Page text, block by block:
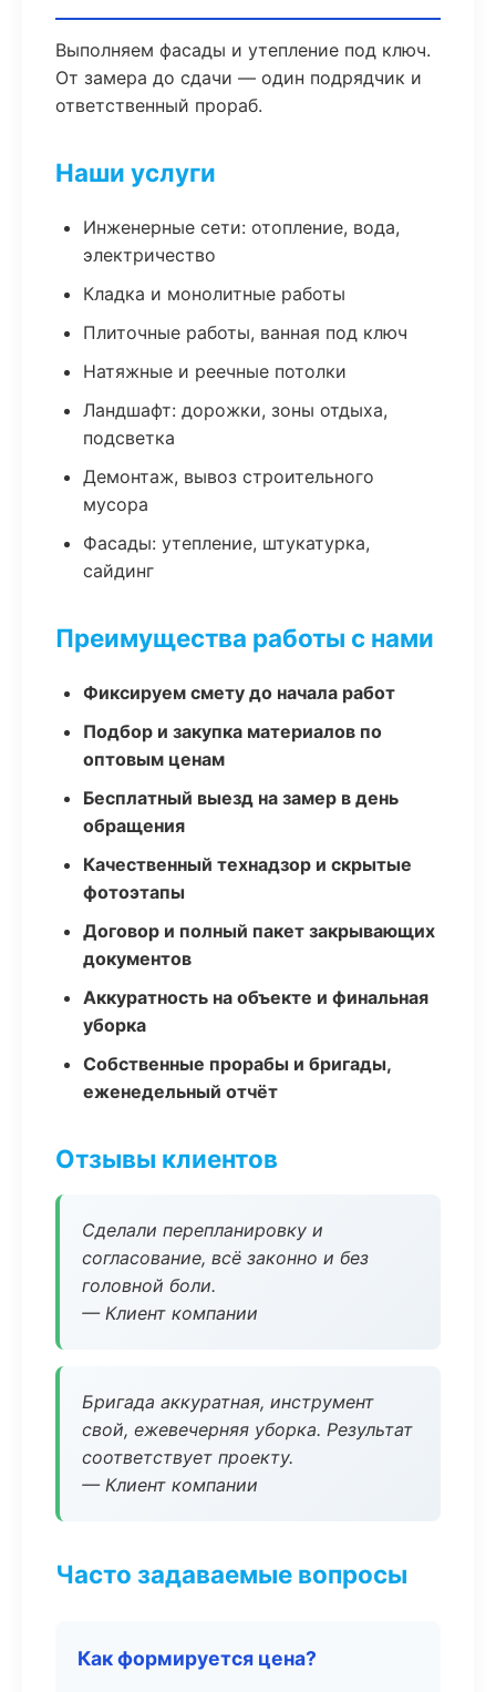
Выполняем фасады и утепление под ключ.
От замера до сдачи — один подрядчик и
ответственный прораб.
Наши услуги
Инженерные сети: отопление, вода,
электричество
Кладка и монолитные работы
Плиточные работы, ванная под ключ
Натяжные и реечные потолки
Ландшафт: дорожки, зоны отдыха,
подсветка
Демонтаж, вывоз строительного
мусора
Фасады: утепление, штукатурка,
сайдинг
Преимущества работы с нами
Фиксируем смету до начала работ
Подбор и закупка материалов по
оптовым ценам
Бесплатный выезд на замер в день
обращения
Качественный технадзор и скрытые
фотоэтапы
Договор и полный пакет закрывающих
документов
Аккуратность на объекте и финальная
уборка
Собственные прорабы и бригады,
еженедельный отчёт
Отзывы клиентов
Сделали перепланировку и
согласование, всё законно и без
головной боли.
— Клиент компании
Бригада аккуратная, инструмент
свой, ежевечерняя уборка. Результат
соответствует проекту.
— Клиент компании
Часто задаваемые вопросы
Как формируется цена?